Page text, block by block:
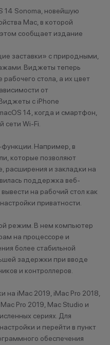
14 Sonoma, новейшую
Mac, в которой
сообщает издание
заставки» с природными,
Виджеты теперь
стола, а их цвет
от
с iPhone
14, когда и смартфон,
Wi-Fi.
Например, в
которые позволяют
расширения и закладки на
поддержка веб-
на рабочий стол как
приватности.
режим. В нем компьютер
на процессоре и
более стабильной
задержки при вводе
и контроллеров.
на iMac 2019, iMac Pro 2018,
Pro 2019, Mac Studio и
сериях. Для
и перейти в пункт
обеспечения